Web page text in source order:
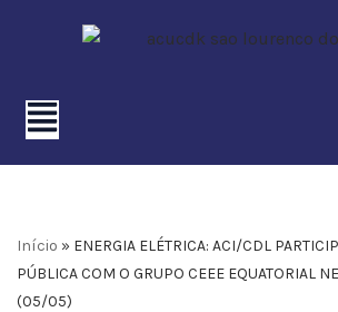
conteúdo
Início » ENERGIA ELÉTRICA: ACI/CDL
PÚBLICA COM O GRUPO CEEE EQUATORIAL
(05/05)